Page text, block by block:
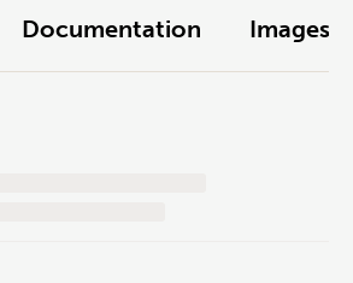
Documentation Images